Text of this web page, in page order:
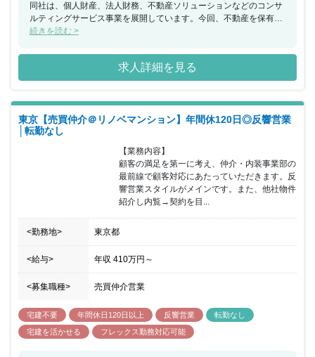
同社は、個人財産、法人財務、不動産ソリューションなどのコンサ
ルティングサービス事業を展開しています。今回、不動産を保有し
ている個人及び法人のお客様へ、相続・事業承継対策の提案・実行
ととなりました。税務知識の裏付けから相続対策・不動産売買・不
動産有効活用・株価対策等のコンサルティング業務が中心となりま
す。不動産保有個人（資産規模10億超）・不動産保有法人（資産規
まな悩みに対し、現状分析、提案から実行まで一気通貫でコンサル
ティングができる環境です。100人お客様がいれば100通りの提案
ができ、お客様の課題に合わせて、自身で最適な解決策を考え提案
することができます。コンサルティングサービスのプロフェッショ
ナル集団の同社でご活躍いただける方を歓迎いたします。
続きを読む >
求人詳細を見る
東京【売買仲介＠リノベマンション】年間休120日◎反響営業
│転勤なし
【業務内容】
顧客の満足を第一に考え、仲介・内装事業部の
最前線で顧客対応にあたっていただきます。反
響営業スタイルがメインです。また、他社物件
紹介し内覧→契約を目...
<勤務地> 東京都
<給与> 年収 410万円 ～
<募集職種> 売買仲介営業
宅建不要 年間休日120日以上 反響営業
転勤なし
宅建を活かせる
フレックス勤務対応可能